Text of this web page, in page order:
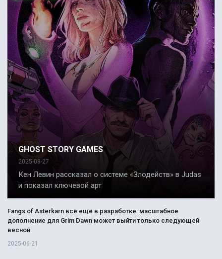
GHOST STORY GAMES
2025-08-27
Кен Левин рассказал о системе «Злодейств» в Judas
и показал ключевой арт
Fangs of Asterkarn всё ещё в разработке: масштабное
дополнение для Grim Dawn может выйти только следующей
весной
2025-06-21